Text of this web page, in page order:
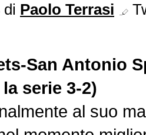
di Paolo Terrasi
San Antonio
serie 3-2)
al suo